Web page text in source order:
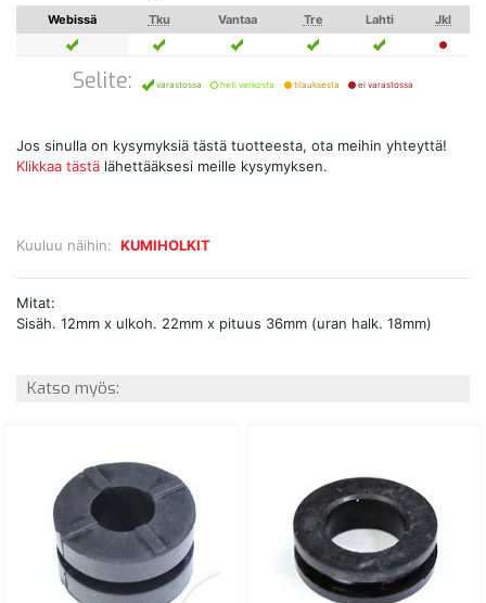
Kuuluu näihin: KUMIHOLKIT
Webissä Tku Vantaa Tre Lahti Jkl
Selite: varastossa heti verkosta tilauksesta ei varastossa
Jos sinulla on kysymyksiä tästä tuotteesta, ota meihin yhteyttä!
Klikkaa tästä lähettääksesi meille kysymyksen.
Mitat:
Sisäh. 12mm x ulkoh. 22mm x pituus 36mm (uran halk. 18mm)
Katso myös: